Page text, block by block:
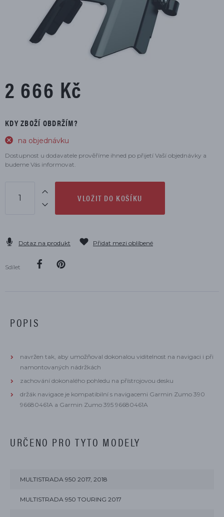
2 666 Kč
KDY ZBOŽÍ OBDRŽÍM?
na objednávku
Dostupnost u dodavatele prověříme ihned po přijetí Vaší objednávky a
budeme Vás informovat.
VLOŽIT DO KOŠÍKU
Dotaz na produkt Přidat mezi oblíbené
Sdílet
POPIS
navržen tak, aby umožňoval dokonalou viditelnost na navigaci i při
namontovaných nádržkách
zachování dokonalého pohledu na přístrojovou desku
držák navigace je kompatibilní s navigacemi Garmin Zumo 390
96680461A a Garmin Zumo 395 96680461A
URČENO PRO TYTO MODELY
MULTISTRADA 950 2017, 2018
MULTISTRADA 950 TOURING 2017